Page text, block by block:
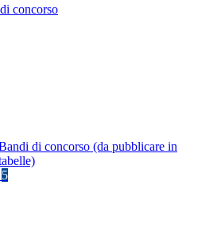
concorso
di concorso (da pubblicare in
5